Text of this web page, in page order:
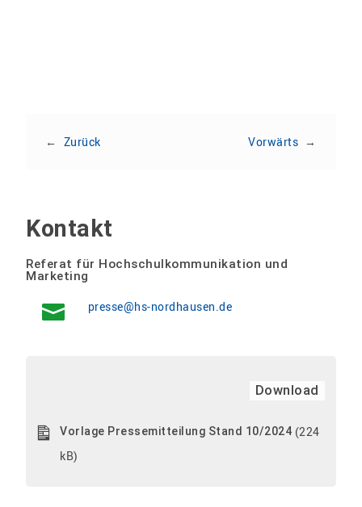
← Zurück Vorwärts →
Kontakt
Referat für Hochschulkommunikation und
Marketing
presse@hs-nordhausen.de
Download
Vorlage Pressemitteilung Stand 10/2024 (224
kB)